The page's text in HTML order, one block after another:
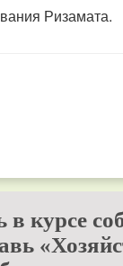
Ризамата.
в курсе